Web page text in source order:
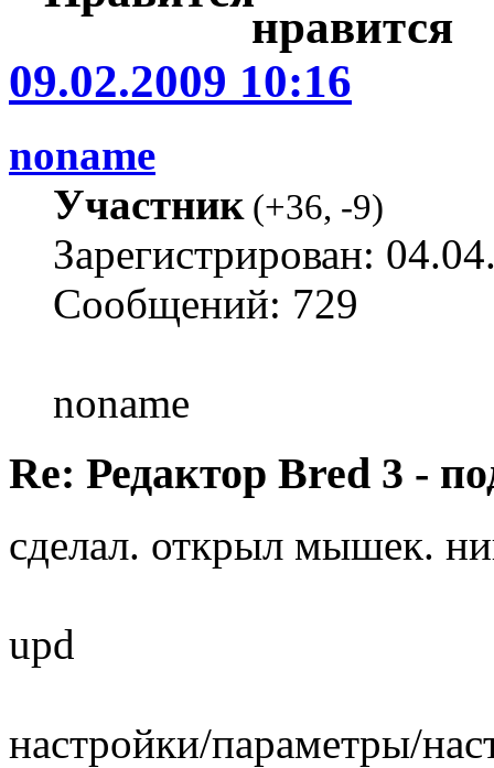
09.02.2009 10:16
noname
Участник(+36, -9)
Зарегистрирован:
Сообщений: 729
noname
Re: Редактор Bred 3 -
сделал. открыл мышек.
upd
настройки/параметры/